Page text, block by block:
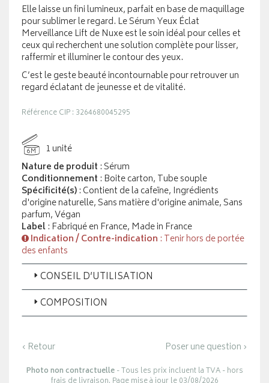
Elle laisse un fini lumineux, parfait en base de maquillage
pour sublimer le regard. Le Sérum Yeux Éclat
Merveillance Lift de Nuxe est le soin idéal pour celles et
ceux qui recherchent une solution complète pour lisser,
raffermir et illuminer le contour des yeux.
C’est le geste beauté incontournable pour retrouver un
regard éclatant de jeunesse et de vitalité.
Référence CIP : 3264680045295
6M
1 unité
Nature de produit : Sérum
Conditionnement : Boite carton, Tube souple
Spécificité(s): Contient de la cafeïne, Ingrédients
d'origine naturelle, Sans matière d'origine animale, Sans
parfum, Végan
Label: Fabriqué en France, Made in France
Indication / Contre-indication : Tenir hors de portée
des enfants
CONSEIL D’UTILISATION
COMPOSITION
‹ Retour Poser une question ›
Photo non contractuelle- Tous les prix incluent la TVA - hors